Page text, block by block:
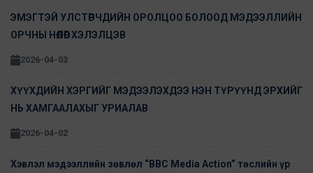
ЭМЭГТЭЙ УЛСТӨРЧДИЙН ОРОЛЦОО БОЛООД МЭДЭЭЛЛИЙН
ОРЧНЫ НӨЛӨӨГ ХЭЛЭЛЦЭВ
2026-04-03
ХҮҮХДИЙН ХЭРГИЙГ МЭДЭЭЛЭХДЭЭ НЭН ТҮРҮҮНД ЭРХИЙГ
НЬ ХАМГААЛАХЫГ УРИАЛАВ
2026-04-02
Хэвлэл мэдээллийн зөвлөл “BBC Media Action” төслийн үр